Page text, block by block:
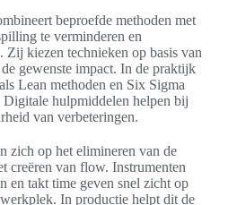
beproefde methoden met
te verminderen en
kiezen technieken op basis van
gewenste impact. In de praktijk
Lean methoden en Six Sigma
Digitale hulpmiddelen helpen bij
van verbeteringen.
zich op het elimineren van de
creëren van flow. Instrumenten
en takt time geven snel zicht op
In productie helpt dit de